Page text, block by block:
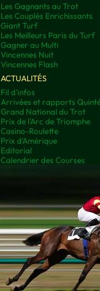
Les Gagnants au Trot
Les Couplés Enrichissants
Giant Turf
Les Meilleurs Paris du Turf
Gagner au Multi
Vincennes Nuit
Vincennes Flash
ACTUALITÉS
Fil d'infos
Arrivées et rapports
Grand National du Trot
Prix de l'Arc de Triomphe
Casino-Roulette
Prix d'Amérique
Editorial
Calendrier des Courses